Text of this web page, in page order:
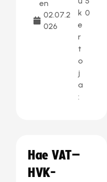
en
02.07.2
026
k
e
r
t
o
j
a
:
0
Hae VAT–
HVK-